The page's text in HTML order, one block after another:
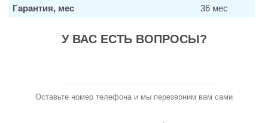
Гарантия, мес
36 мес
У ВАС ЕСТЬ ВОПРОСЫ?
Оставьте номер телефона и мы перезвоним вам сами